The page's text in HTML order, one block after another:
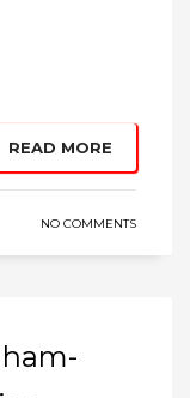
READ MORE
NO COMMENTS